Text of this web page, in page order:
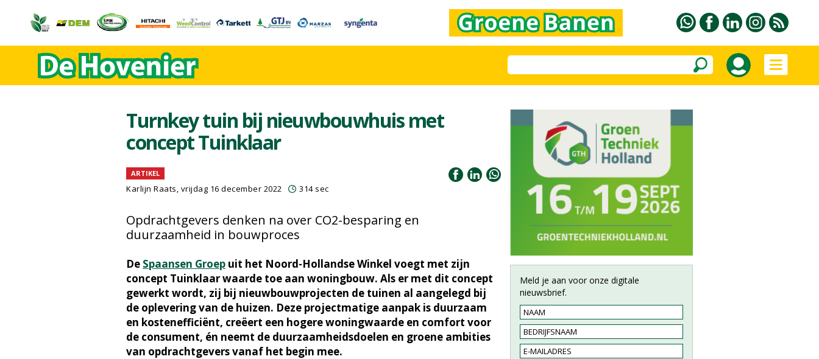
Turnkey tuin bij nieuwbouwhuis met
concept Tuinklaar
ARTIKEL
Karlijn Raats, vrijdag 16 december 2022 314 sec
Opdrachtgevers denken na over CO2-besparing en
duurzaamheid in bouwproces
De Spaansen Groep uit het Noord-Hollandse Winkel voegt met zijn
concept Tuinklaar waarde toe aan woningbouw. Als er met dit concept
gewerkt wordt, zij bij nieuwbouwprojecten de tuinen al aangelegd bij
de oplevering van de huizen. Deze projectmatige aanpak is duurzaam
en kostenefficiënt, creëert een hogere woningwaarde en comfort voor
de consument, én neemt de duurzaamheidsdoelen en groene ambities
van opdrachtgevers vanaf het begin mee.
Meld je aan voor onze digitale
nieuwsbrief.